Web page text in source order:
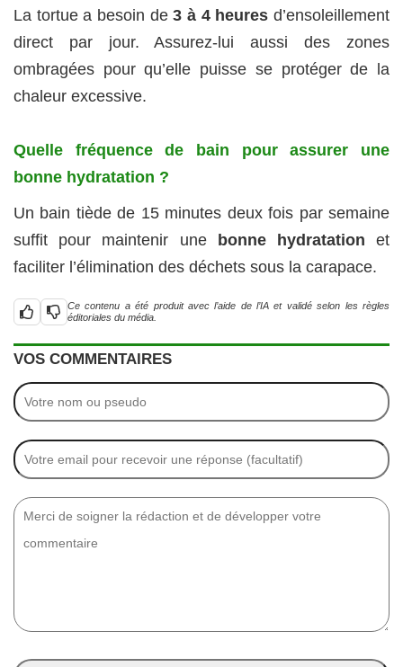
La tortue a besoin de3 à 4 heures d’ensoleillement
direct par jour. Assurez-lui aussi des zones
ombragées pour qu’elle puisse se protéger de la
chaleur excessive.
Quelle fréquence de bain pour assurer une
bonne hydratation ?
Un bain tiède de 15 minutes deux fois par semaine
suffit pour maintenir une
bonne hydratation et
faciliter l’élimination des déchets sous la carapace.
Ce contenu a été produit avec l’aide de l’IA et validé selon les règles
éditoriales du média.
VOS COMMENTAIRES